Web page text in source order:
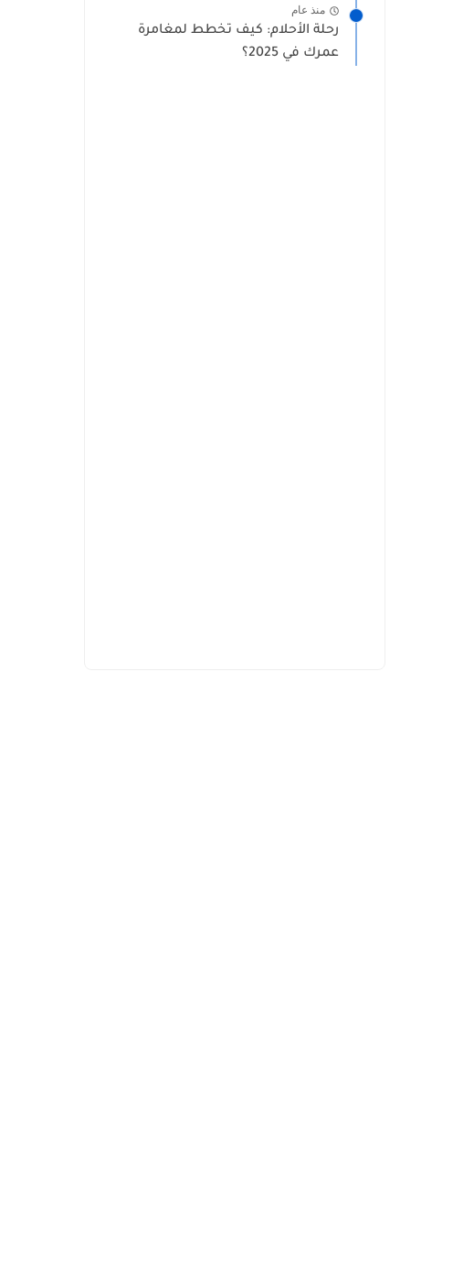
منذ عام
رحلة الأحلام: كيف تخطط لمغامرة
عمرك في 2025؟